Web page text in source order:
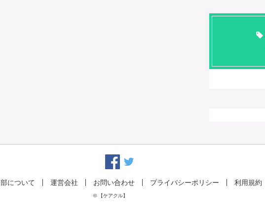
について 運営会社 お問い合わせ プライバシーポリシー 利用規約
© 【ケアクル】